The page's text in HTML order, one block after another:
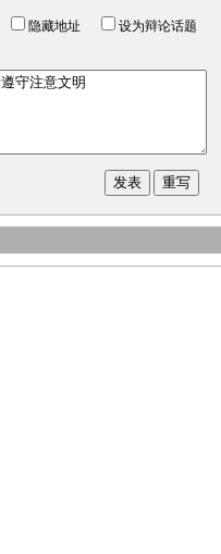
隐藏地址
设为辩论话题